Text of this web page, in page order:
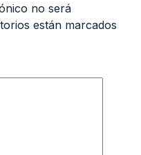
no será
están marcados